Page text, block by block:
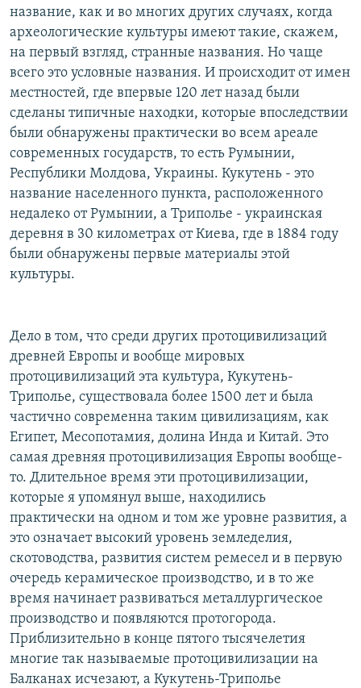
название, как и во многих других случаях, когда
археологические культуры имеют такие, скажем,
на первый взгляд, странные названия. Но чаще
всего это условные названия. И происходит от имен
местностей, где впервые 120 лет назад были
сделаны типичные находки, которые впоследствии
были обнаружены практически во всем ареале
современных государств, то есть Румынии,
Республики Молдова, Украины. Кукутень - это
название населенного пункта, расположенного
недалеко от Румынии, а Триполье - украинская
деревня в 30 километрах от Киева, где в 1884 году
были обнаружены первые материалы этой
культуры.
Дело в том, что среди других протоцивилизаций
древней Европы и вообще мировых
протоцивилизаций эта культура, Кукутень-
Триполье, существовала более 1500 лет и была
частично современна таким цивилизациям, как
Египет, Месопотамия, долина Инда и Китай. Это
самая древняя протоцивилизация Европы вообще-
то. Длительное время эти протоцивилизации,
которые я упомянул выше, находились
практически на одном и том же уровне развития, а
это означает высокий уровень земледелия,
скотоводства, развития систем ремесел и в первую
очередь керамическое производство, и в то же
время начинает развиваться металлургическое
производство и появляются протогорода.
Приблизительно в конце пятого тысячелетия
многие так называемые протоцивилизации на
Балканах исчезают, а Кукутень-Триполье